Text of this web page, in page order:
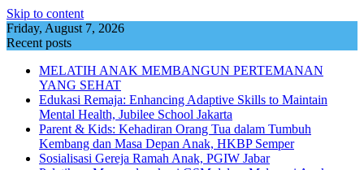
Skip to content
Friday, August 7, 2026
Recent posts
MELATIH ANAK MEMBANGUN PERTEMANAN
YANG SEHAT
Edukasi Remaja: Enhancing Adaptive Skills to Maintain
Mental Health, Jubilee School Jakarta
Parent & Kids: Kehadiran Orang Tua dalam Tumbuh
Kembang dan Masa Depan Anak, HKBP Semper
Sosialisasi Gereja Ramah Anak, PGIW Jabar